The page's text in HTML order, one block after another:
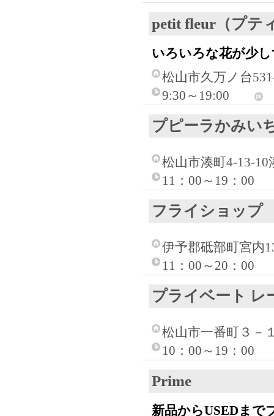
petit fleur（プテ
いろいろな花が少
松山市久万ノ台
9:30～19:00
プピーラかみい
松山市湊町4-13-10
11：00～19：00
フライショッ
伊予郡砥部町宮内
11：00～20：00
プライベート レ
松山市一番町３－
10：00～19：00
Prime
新品からUSEDまで